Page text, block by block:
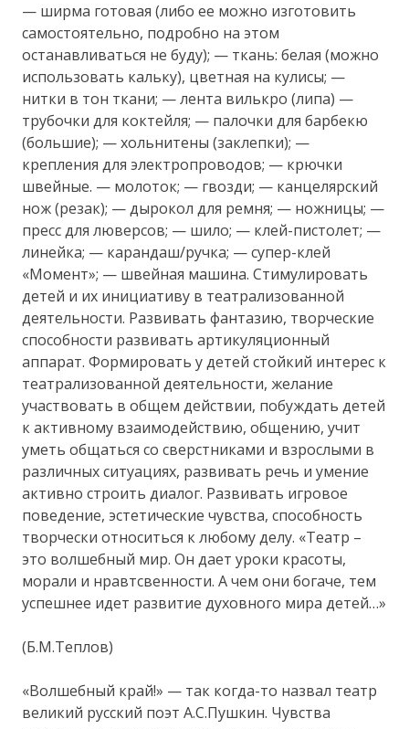
— ширма готовая (либо ее можно изготовить
самостоятельно, подробно на этом
останавливаться не буду); — ткань: белая (можно
использовать кальку), цветная на кулисы; —
нитки в тон ткани; — лента вилькро (липа) —
трубочки для коктейля; — палочки для барбекю
(большие); — хольнитены (заклепки); —
крепления для электропроводов; — крючки
швейные. — молоток; — гвозди; — канцелярский
нож (резак); — дырокол для ремня; — ножницы; —
пресс для люверсов; — шило; — клей-пистолет; —
линейка; — карандаш/ручка; — супер-клей
«Момент»; — швейная машина. Стимулировать
детей и их инициативу в театрализованной
деятельности. Развивать фантазию, творческие
способности развивать артикуляционный
аппарат. Формировать у детей стойкий интерес к
театрализованной деятельности, желание
участвовать в общем действии, побуждать детей
к активному взаимодействию, общению, учит
уметь общаться со сверстниками и взрослыми в
различных ситуациях, развивать речь и умение
активно строить диалог. Развивать игровое
поведение, эстетические чувства, способность
творчески относиться к любому делу. «Театр –
это волшебный мир. Он дает уроки красоты,
морали и нравтсвенности. А чем они богаче, тем
успешнее идет развитие духовного мира детей…»
(Б.М.Теплов)
«Волшебный край!» — так когда-то назвал театр
великий русский поэт А.С.Пушкин. Чувства